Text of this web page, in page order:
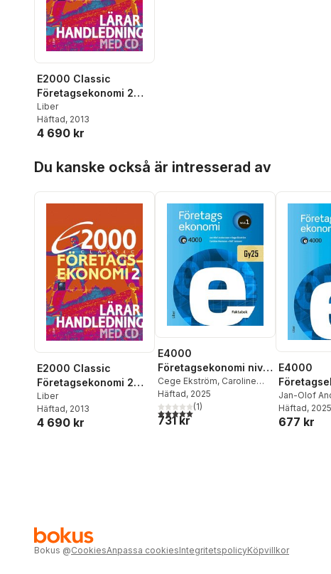
E2000 Classic
Företagsekonomi 2
Lärarhandledning med
CD
Liber
Häftad, 2013
4 690 kr
Du kanske också är intresserad av
E2000 Classic
Företagsekonomi 2
Lärarhandledning med
CD
Liber
Häftad, 2013
4 690 kr
E4000
Företagsekonomi nivå
1 Faktabok
Cege Ekström, Caroline
Hansson,Rolf Jansson
Jan-Olof Andersson
Häftad, 2025
5,0utav 5 stjärnor. Totalt antal röster:
(1)
731 kr
E4000
1
Jan-Olof
Ekström,
Rolf Jansson
Häftad, 2025
677 kr
Bokus @CookiesAnpassa cookiesIntegritetspolicyKöpvillkor